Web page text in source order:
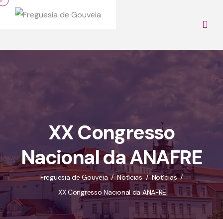
XX Congresso
Nacional da ANAFRE
Freguesia de Gouveia Notícias
Notícias
XX Congresso Nacional da ANAFRE